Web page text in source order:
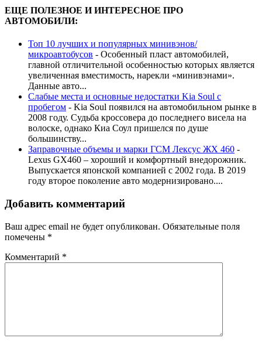
ЕЩЕ ПОЛЕЗНОЕ И ИНТЕРЕСНОЕ ПРО
АВТОМОБИЛИ:
Топ 10 лучших и популярных минивэнов/
микроавтобусов - Особенный пласт автомобилей,
главной отличительной особенностью которых является
увеличенная вместимость, нарекли «минивэнами».
Данные авто...
Слабые места и основные недостатки Kia Soul с
пробегом - Kia Soul появился на автомобильном рынке в
2008 году. Судьба кроссовера до последнего висела на
волоске, однако Киа Соул пришелся по душе
большинству...
Заправочные объемы и марки ГСМ Лексус ЖХ 460 -
Lexus GX460 – хороший и комфортный внедорожник.
Выпускается японской компанией с 2002 года. В 2019
году второе поколение авто модернизировано....
Добавить комментарий
Ваш адрес email не будет опубликован. Обязательные поля
помечены *
Комментарий *